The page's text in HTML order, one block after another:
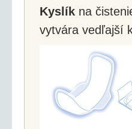
Kyslík na
vytvára vedľajší